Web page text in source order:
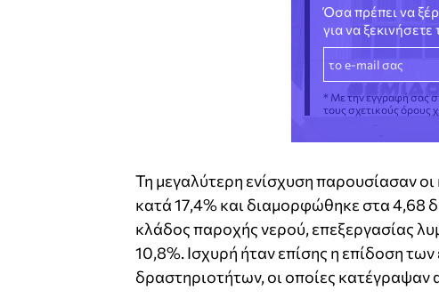
Όσα πρέπει να
για να
* Με την εγγραφή σας
τους σχετικούς όρους
Τη μεγαλύτερη ενίσχυση παρουσίασαν
κατά 17,4% και διαμορφώθηκε στα 4,68
κλάδος παροχής νερού, επεξεργασίας
10,8%. Ισχυρή ήταν επίσης η επίδοση
δραστηριοτήτων, οι οποίες κατέγραψαν